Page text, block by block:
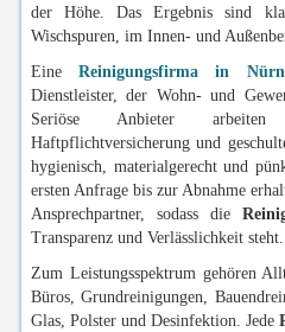
der Höhe. Das Ergebnis sind
Wischspuren, im Innen- und
EineReinigungsfirma in
Dienstleister, der Wohn- und
Seriöse Anbieter arbeiten
Haftpflichtversicherung und
hygienisch, materialgerecht und
ersten Anfrage bis zur Abnahme
Ansprechpartner, sodass die
Transparenz und Verlässlichkeit steht.
Zum Leistungsspektrum gehören
Büros, Grundreinigungen,
Glas, Polster und Desinfektion. Jede